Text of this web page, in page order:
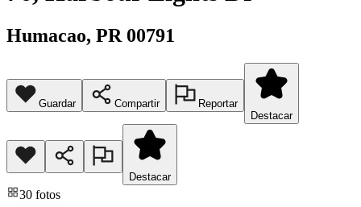
Humacao, PR 00791
Guardar Compartir
Reportar
Destacar
Destacar
30 fotos